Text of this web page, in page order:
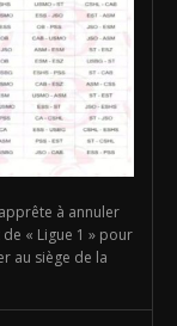
à annuler
« Ligue 1 » pour
au siège de la